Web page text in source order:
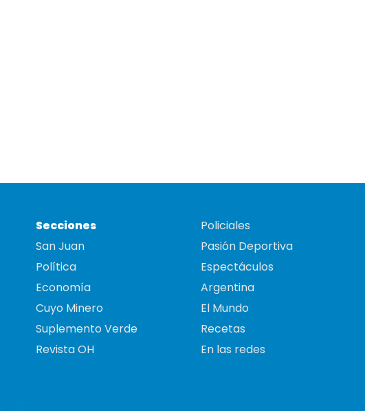
Secciones
San Juan
Política
Economía
Cuyo Minero
Suplemento Verde
Revista OH
Policiales
Pasión Deportiva
Espectáculos
Argentina
El Mundo
Recetas
En las redes